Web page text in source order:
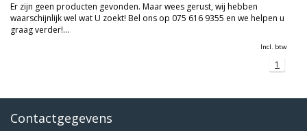
Er zijn geen producten gevonden. Maar wees gerust, wij hebben
waarschijnlijk wel wat U zoekt! Bel ons op 075 616 9355 en we helpen u
graag verder!...
Incl. btw
1
Contactgegevens